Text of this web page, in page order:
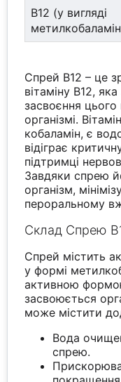
В12 (у вигляді
Спрей B12 – це
вітаміну B12,
засвоєння
організмі.
кобаламін, є
відіграє
підтримці
Завдяки спрею
організм,
пероральному
Склад Спрею
Спрей містить
у формі
активною
засвоюється
може містити
Вода
спрею.